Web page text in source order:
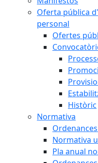
Oferta pública
personal
Ofertes
Històric
Normativa
Normativa
Pla anual